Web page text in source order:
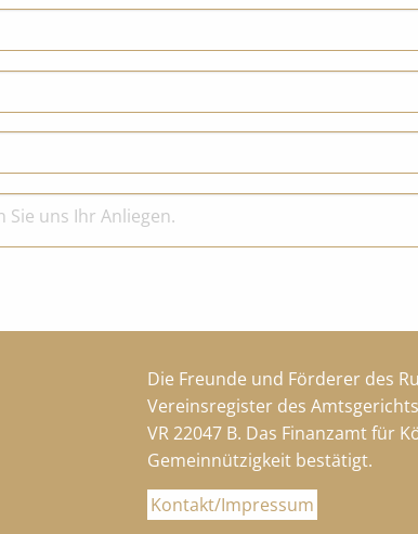
Die Freunde und Förderer des
Vereinsregister des
VR 22047 B. Das Finanzamt für
Gemeinnützigkeit bestätigt.
Kontakt/Impressum